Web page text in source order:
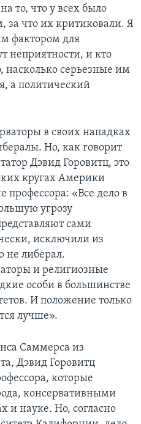
то, что у всех было
за что их критиковали. Я
фактором для
неприятности, и кто
насколько серьезные им
а политический
в своих нападках
Но, как говорит
Дэвид Горовитц, это
кругах Америки
«Все дело в
угрозу
сами
исключили из
не либерал.
и религиозные
особи в большинстве
И положение только
лучше».
Саммерса из
Дэвид Горовитц
которые
консервативными
науке. Но, согласно